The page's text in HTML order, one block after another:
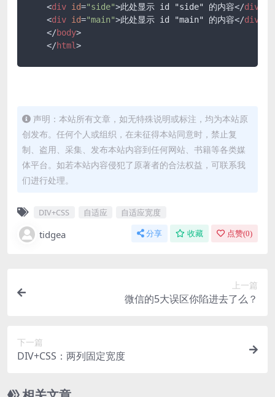
<div id="side">此处显示 id "side" 的内容</div
<div id="main">此处显示 id "main" 的内容</div
</body>
</html>
声明：本站所有文章，如无特殊说明或标注，均为本站原
创发布。任何个人或组织，在未征得本站同意时，禁止复
制、盗用、采集、发布本站内容到任何网站、书籍等各类媒
体平台。如若本站内容侵犯了原著者的合法权益，可联系我
们进行处理。
DIV+CSS 自适应 自适应宽度
tidgea 分享 收藏 点赞(0)
上一篇
微信的5大误区你陷进去了么？
下一篇
DIV+CSS：两列固定宽度